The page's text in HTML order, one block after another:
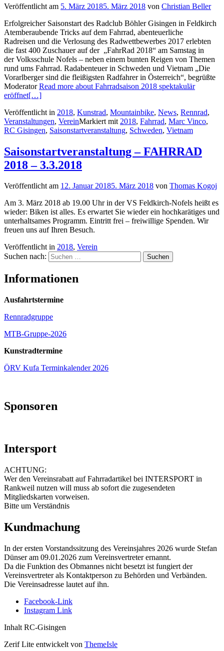
Veröffentlicht am 5. März 20185. März 2018 von Christian Beller
Erfolgreicher Saisonstart des Radclub Böhler Gisingen in Feldkirch
Atemberaubende Tricks auf dem Fahrrad, abenteuerliche
Radreisen und die Verlosung des Radwettbewerbes 2017 erlebten
die fast 400 Zuschauer auf der „FahrRad 2018“ am Samstag in
der Volksschule Nofels – neben einem bunten Reigen von Themen
rund ums Fahrrad. Radabenteuer in Schweden und Vietnam „Die
Vorarlberger sind die fleißigsten Radfahrer in Österreich“, begrüßte
ModeratorRead more about Fahrradsaison 2018 spektakulär
eröffnet[…]
Veröffentlicht in 2018, Kunstrad, Mountainbike, News, Rennrad,
Veranstaltungen, VereinMarkiert mit 2018, Fahrrad, Marc Vinco,
RC Gisingen, Saisonstartveranstaltung, Schweden, Vietnam
Saisonstartveranstaltung – FAHRRAD
2018 – 3.3.2018
Veröffentlicht am 12. Januar 20185. März 2018 von Thomas Kogoj
Am 3. März 2018 ab 19.00 Uhr in der VS Feldkirch-Nofels heißt es
wieder: Biken ist alles. Es erwartet Sie wieder ein hochkarätiges und
unterhaltsames Programm. Eintritt frei – freiwillige Spenden. Wir
freuen uns auf Ihren Besuch.
Veröffentlicht in 2018, Verein
Suchen nach:
Informationen
Ausfahrtstermine
Rennradgruppe
MTB-Gruppe-2026
Kunstradtermine
ÖRV Kufa Terminkalender 2026
Sponsoren
Intersport
ACHTUNG:
Wer den Vereinsrabatt auf Fahrradartikel bei INTERSPORT in
Rankweil nutzen will muss ab sofort die zugesendeten
Mitgliedskarten vorweisen.
Bitte um Verständnis
Kundmachung
In der ersten Vorstandssitzung des Vereinsjahres 2026 wurde Stefan
Dünser am 09.01.2026 zum Vereinsvertreter ernannt.
Da die Funktion des Obmannes nicht besetzt ist fungiert der
Vereinsvertreter als Kontaktperson zu Behörden und Verbänden.
Die Vereinsadresse lautet auf ihn.
Facebook-Link
Instagram Link
Inhalt RC-Gisingen
Zerif Lite entwickelt von ThemeIsle